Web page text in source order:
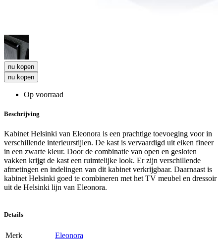
nu kopen
nu kopen
Op voorraad
Beschrijving
Kabinet Helsinki van Eleonora is een prachtige toevoeging voor in
verschillende interieurstijlen. De kast is vervaardigd uit eiken fineer
in een zwarte kleur. Door de combinatie van open en gesloten
vakken krijgt de kast een ruimtelijke look. Er zijn verschillende
afmetingen en indelingen van dit kabinet verkrijgbaar. Daarnaast is
kabinet Helsinki goed te combineren met het TV meubel en dressoir
uit de Helsinki lijn van Eleonora.
Details
Merk
Eleonora